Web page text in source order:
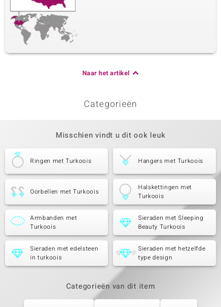
Naar het artikel
Categorieën
Misschien vindt u dit ook leuk
Ringen met Turkoois Hangers met Turkoois
Oorbellen met Turkoois
Halskettingen met
Turkoois
Armbanden met
Turkoois
Sieraden met Sleeping
Beauty Turkoois
Sieraden met edelsteen
in turkoois
Sieraden met hetzelfde
type design
Categorieën van dit item